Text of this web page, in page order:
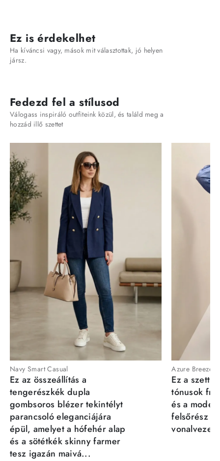
Ez is érdekelhet
Ha kíváncsi vagy, mások mit választottak, jó helyen
jársz.
Fedezd fel a stílusod
Válogass inspiráló outfiteink közül, és találd meg a
hozzád illő szettet
Navy Smart Casual
Ez az összeállítás a
tengerészkék dupla
gombsoros blézer tekintélyt
parancsoló eleganciájára
épül, amelyet a hófehér alap
és a sötétkék skinny farmer
tesz igazán maivá...
Azure Breeze
Ez a szett
tónusok
és a
felsőrész